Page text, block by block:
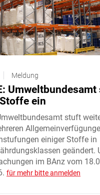
Meldung
ein
stuft
einiger Stoffe in
geändert.
im BAnz vom
für mehr bitte anmelden